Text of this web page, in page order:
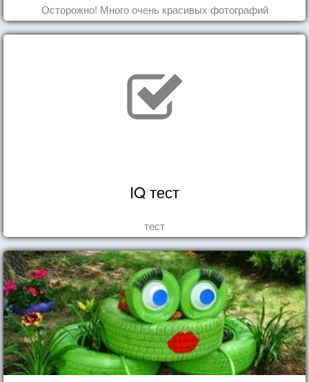
Осторожно! Много очень красивых фотографий
IQ тест
тест